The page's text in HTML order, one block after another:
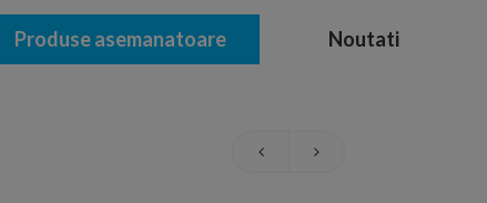
Produse asemanatoare Noutati